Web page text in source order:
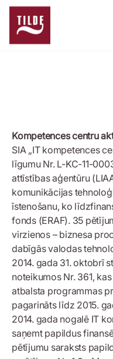
Kompetences centru
SIA „IT kompetences
līgumu Nr. L-KC-11-
attīstības aģentūru
komunikācijas
īstenošanu, ko
fonds (ERAF). 35
virzienos – biznesa
dabīgās valodas
2014. gada 31. oktobrī
noteikumos Nr. 361,
atbalsta programmas
pagarināts līdz 2015.
2014. gada nogalē IT
saņemt papildus
pētījumu saraksts